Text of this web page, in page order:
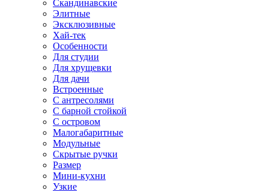
Скандинавские
Элитные
Эксклюзивные
Хай-тек
Особенности
Для студии
Для хрущевки
Для дачи
Встроенные
С антресолями
С барной стойкой
С островом
Малогабаритные
Модульные
Скрытые ручки
Размер
Мини-кухни
Узкие